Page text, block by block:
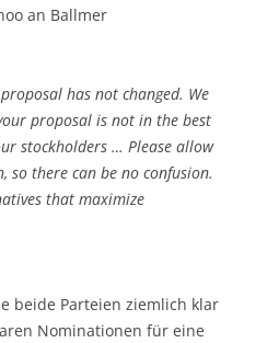
an Ballmer
has not changed. We
proposal is not in the best
stockholders … Please allow
so there can be no confusion.
that maximize
beide Parteien ziemlich klar
Nominationen für eine